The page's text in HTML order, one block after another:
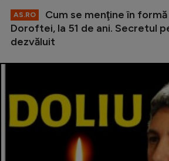
AS.RO
Cum se menţine în
Doroftei, la 51 de ani. Secretul
dezvăluit